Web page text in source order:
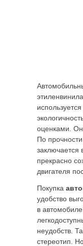
оценками.
По
заключается
прекрасно
двигателя
Покупка
удобство
в
неудобств.
стереотип.